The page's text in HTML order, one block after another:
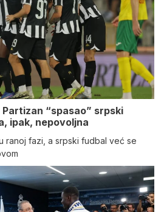
Partizan “spasao” srpski
ipak, nepovoljna
ranoj fazi, a srpski fudbal već se